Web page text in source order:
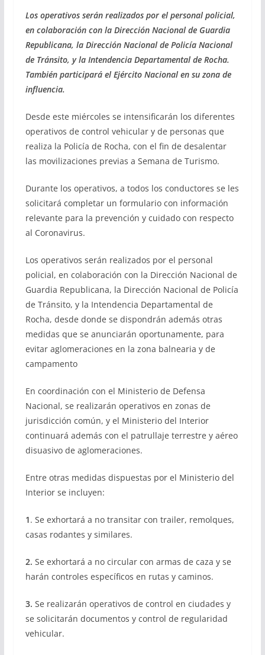
Los operativos serán realizados por el personal policial,
en colaboración con la Dirección Nacional de Guardia
Republicana, la Dirección Nacional de Policía Nacional
de Tránsito, y la Intendencia Departamental de Rocha.
También participará el Ejército Nacional en su zona de
influencia.
Desde este miércoles se intensificarán los diferentes
operativos de control vehicular y de personas que
realiza la Policía de Rocha, con el fin de desalentar
las movilizaciones previas a Semana de Turismo.
Durante los operativos, a todos los conductores se les
solicitará completar un formulario con información
relevante para la prevención y cuidado con respecto
al Coronavirus.
Los operativos serán realizados por el personal
policial, en colaboración con la Dirección Nacional de
Guardia Republicana, la Dirección Nacional de Policía
de Tránsito, y la Intendencia Departamental de
Rocha, desde donde se dispondrán además otras
medidas que se anunciarán oportunamente, para
evitar aglomeraciones en la zona balnearia y de
campamento
En coordinación con el Ministerio de Defensa
Nacional, se realizarán operativos en zonas de
jurisdicción común, y el Ministerio del Interior
continuará además con el patrullaje terrestre y aéreo
disuasivo de aglomeraciones.
Entre otras medidas dispuestas por el Ministerio del
Interior se incluyen:
1. Se exhortará a no transitar con trailer, remolques,
casas rodantes y similares.
2. Se exhortará a no circular con armas de caza y se
harán controles específicos en rutas y caminos.
3. Se realizarán operativos de control en ciudades y
se solicitarán documentos y control de regularidad
vehicular.